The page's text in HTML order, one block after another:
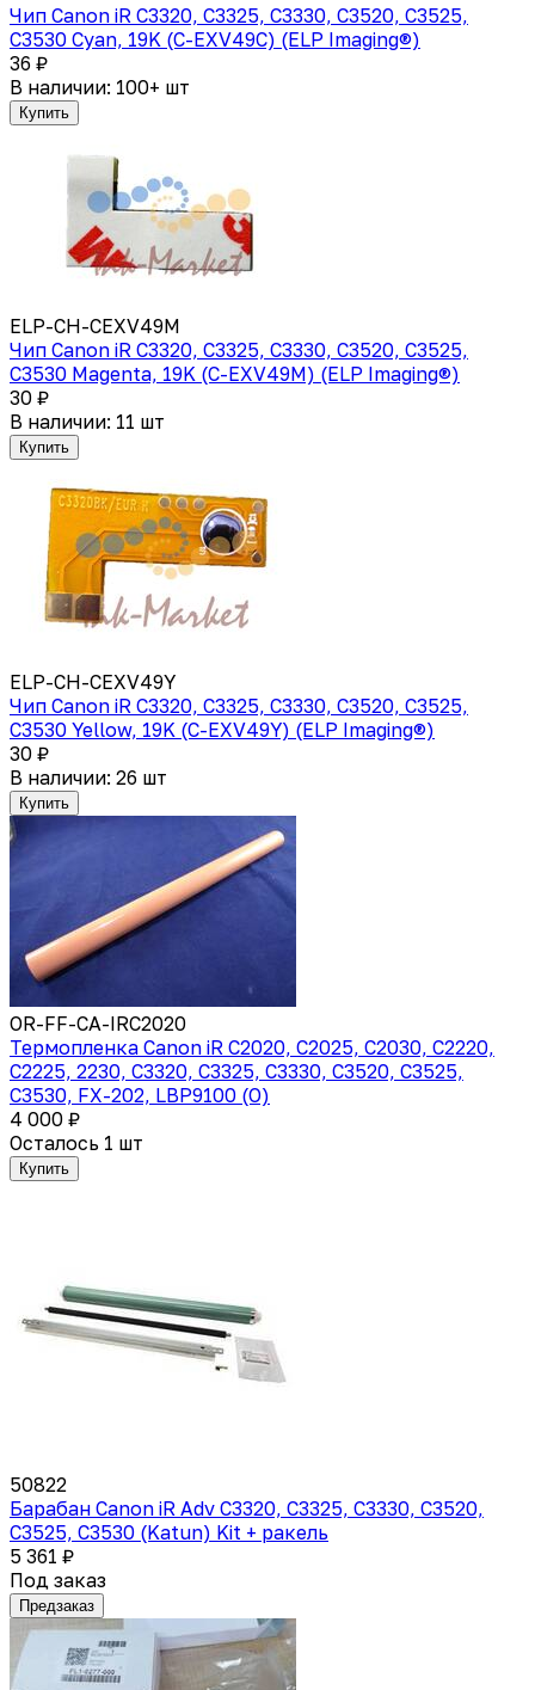
Чип Canon iR C3320, C3325, C3330, C3520, C3525,
C3530 Cyan, 19K (C-EXV49C) (ELP Imaging®)
36 ₽
В наличии: 100+ шт
Купить
ELP-CH-CEXV49M
Чип Canon iR C3320, C3325, C3330, C3520, C3525,
C3530 Magenta, 19K (C-EXV49M) (ELP Imaging®)
30 ₽
В наличии: 11 шт
Купить
ELP-CH-CEXV49Y
Чип Canon iR C3320, C3325, C3330, C3520, C3525,
C3530 Yellow, 19K (C-EXV49Y) (ELP Imaging®)
30 ₽
В наличии: 26 шт
Купить
OR-FF-CA-IRC2020
Термопленка Canon iR C2020, C2025, C2030, C2220,
C2225, 2230, C3320, C3325, C3330, C3520, C3525,
C3530, FX-202, LBP9100 (O)
4 000 ₽
Осталось 1 шт
Купить
50822
Барабан Canon iR Adv C3320, C3325, C3330, C3520,
C3525, C3530 (Katun) Kit + ракель
5 361 ₽
Под заказ
Предзаказ